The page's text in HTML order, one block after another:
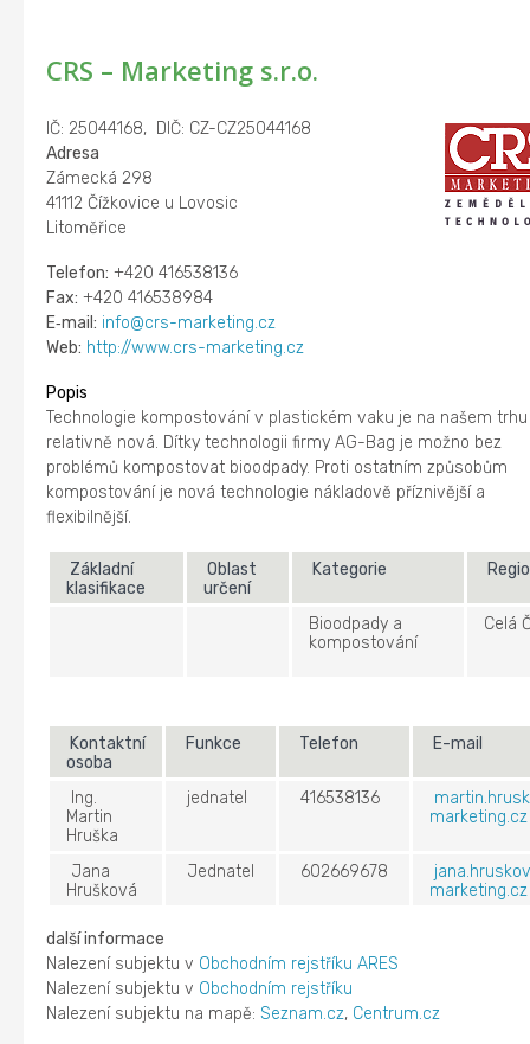
CRS – Marketing s.r.o.
IČ: 25044168, DIČ: CZ-CZ25044168
Adresa
Zámecká 298
41112 Čížkovice u Lovosic
Litoměřice
Telefon: +420 416538136
Fax: +420 416538984
E‑mail: info@crs-marketing.cz
Web: http://www.crs-marketing.cz
Popis
Technologie kompostování v plastickém vaku je na našem trhu
relativně nová. Dítky technologii firmy AG-Bag je možno bez
problémů kompostovat bioodpady. Proti ostatním způsobům
kompostování je nová technologie nákladově příznivější a
flexibilnější.
Základní
klasifikace
Oblast
určení
Kategorie
Bioodpady a
kompostování
Celá
Kontaktní
osoba
Funkce Telefon E-mail
Ing.
Martin
Hruška
jednatel 416538136
marketing.cz
Jana
Hrušková
Jednatel 602669678
marketing.cz
další informace
Nalezení subjektu v Obchodním rejstříku ARES
Nalezení subjektu v Obchodním rejstříku
Nalezení subjektu na mapě: Seznam.cz, Centrum.cz